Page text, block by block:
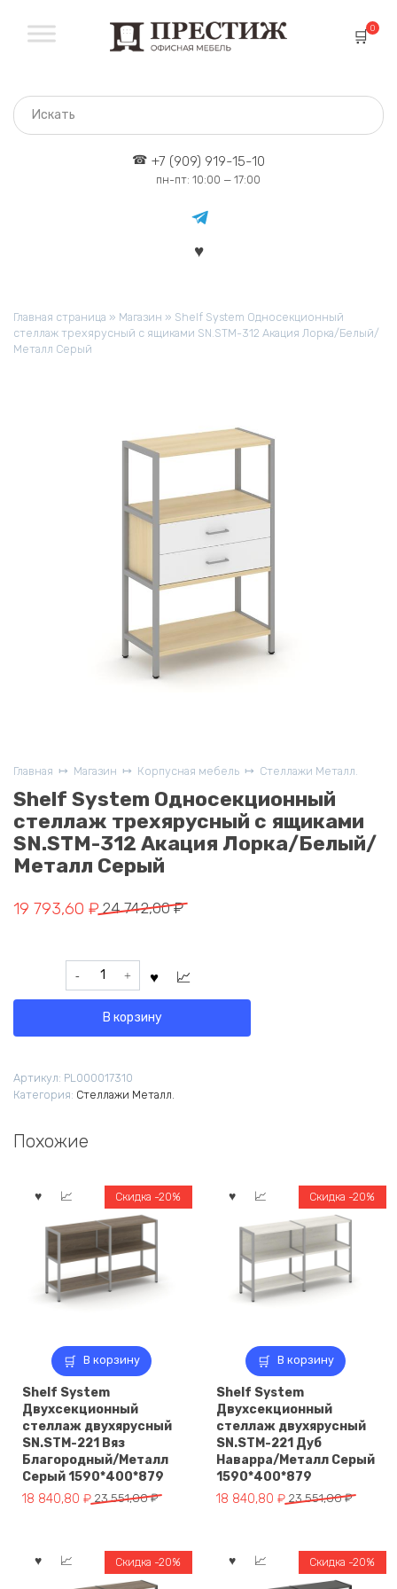
содержанию
0
+7 (909) 919-15-10
пн-пт: 10:00 — 17:00
Главная страница » Магазин » Shelf System Односекционный
стеллаж трехярусный с ящиками SN.STM-312 Акация Лорка/Белый/
Металл Серый
Главная Магазин Корпусная мебель Стеллажи Металл.
Shelf System Односекционный
стеллаж трехярусный с ящиками
SN.STM-312 Акация Лорка/Белый/
Металл Серый
24 742,00₽
Первоначальная
составляла
742,00 ₽.
19 793,60 ₽
Текущая
793,60 ₽.
Количество
товара
System
трехярусный
с
SN.STM-
Лорка/
Белый/
Металл
Серый
В корзину
Артикул: PL000017310
Категория: Стеллажи Металл.
Похожие
В корзину
Скидка -20%
Shelf System
Двухсекционный
стеллаж двухярусный
SN.STM-221 Вяз
Благородный/Металл
Серый 1590*400*879
23 551,00₽
Первоначальная
18 840,80 ₽
Текущая
840,80 ₽.
В корзину
Скидка -20%
Shelf System
Двухсекционный
стеллаж двухярусный
SN.STM-221 Дуб
Наварра/Металл Серый
1590*400*879
23 551,00₽
Первоначальная
18 840,80 ₽
Текущая
840,80 ₽.
Скидка -20% Скидка -20%